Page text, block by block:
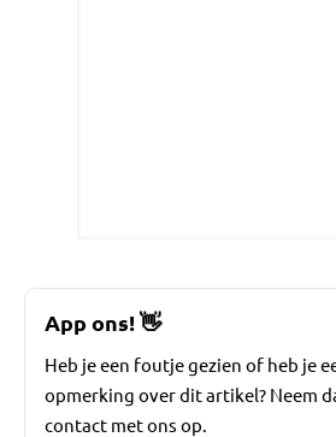
App ons!👋
Heb je een foutje gezien of heb je
opmerking over dit artikel? Neem
contact met ons op.